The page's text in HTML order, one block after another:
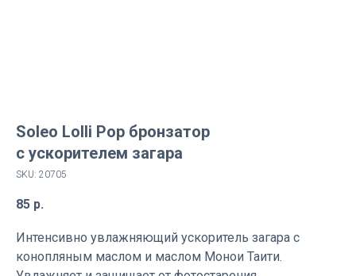
Soleo Lolli Pop бронзатор
с ускорителем загара
SKU: 20705
85 р.
Интенсивно увлажняющий ускоритель загара с
конопляным маслом и маслом Монои Таити.